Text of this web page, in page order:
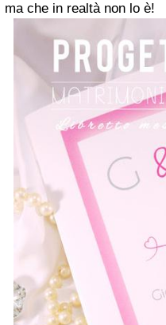
ma che in realtà non lo è!